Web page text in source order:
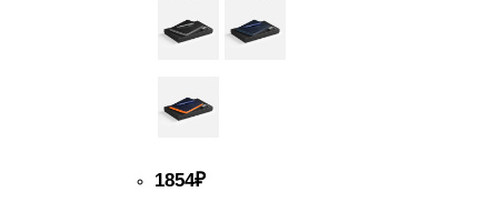
1854₽